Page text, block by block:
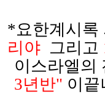
*요한계시록
리야 그리고
이스라엘의
3년반" 이끝